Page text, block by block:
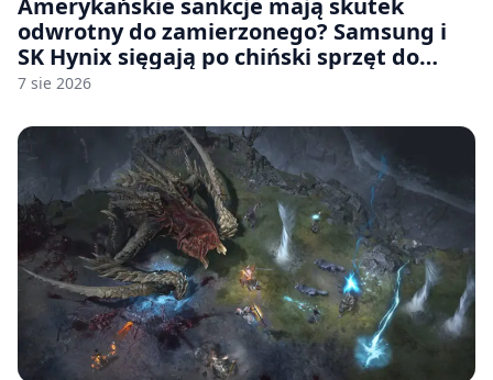
Amerykańskie sankcje mają skutek
odwrotny do zamierzonego? Samsung i
SK Hynix sięgają po chiński sprzęt do
fabryk chipów
7 sie 2026